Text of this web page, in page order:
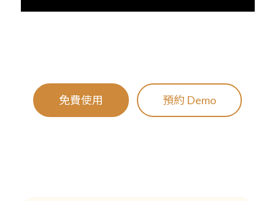
免費使用 預約 Demo